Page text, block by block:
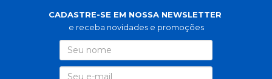
CADASTRE-SE EM NOSSA NEWSLETTER
e receba novidades e promoções